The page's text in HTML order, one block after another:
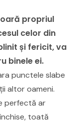
propriul
celor din
și fericit, va
binele ei.
punctele slabe
altor oameni.
perfectă ar
toată